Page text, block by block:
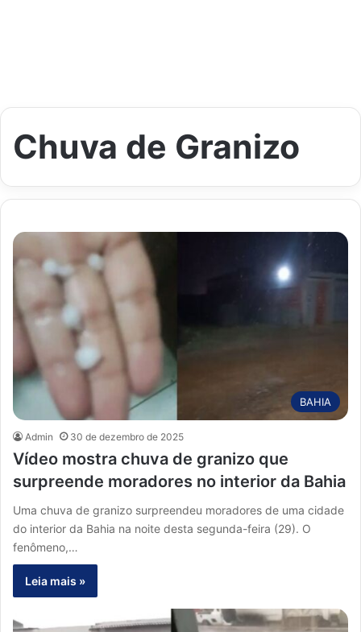
Chuva de Granizo
BAHIA
Admin 30 de dezembro de 2025
Vídeo mostra chuva de granizo que
surpreende moradores no interior da Bahia
Uma chuva de granizo surpreendeu moradores de uma cidade
do interior da Bahia na noite desta segunda-feira (29). O
fenômeno,…
Leia mais »